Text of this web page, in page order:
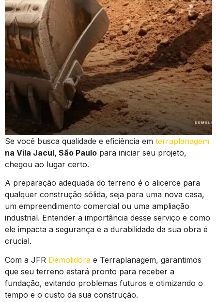
Se você busca qualidade e eficiência em terraplanagem
na Vila Jacuí, São Paulo para iniciar seu projeto,
chegou ao lugar certo.
A preparação adequada do terreno é o alicerce para
qualquer construção sólida, seja para uma nova casa,
um empreendimento comercial ou uma ampliação
industrial. Entender a importância desse serviço e como
ele impacta a segurança e a durabilidade da sua obra é
crucial.
Com a JFR Demolidora e Terraplanagem, garantimos
que seu terreno estará pronto para receber a
fundação, evitando problemas futuros e otimizando o
tempo e o custo da sua construção.